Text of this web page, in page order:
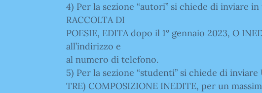
4) Per la sezione “autori” si chiede di inviare
RACCOLTA DI
POESIE, EDITA dopo il 1° gennaio 2023, O
all’indirizzo e
al numero di telefono.
5) Per la sezione “studenti” si chiede di inviare
TRE) COMPOSIZIONE INEDITE, per un